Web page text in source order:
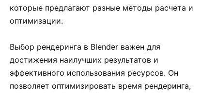
которые предлагают разные методы расчета и
оптимизации.
Выбор рендеринга в Blender важен для
достижения наилучших результатов и
эффективного использования ресурсов. Он
позволяет оптимизировать время рендеринга,